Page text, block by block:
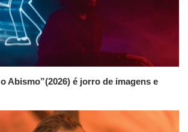
Abismo”(2026) é jorro de imagens e